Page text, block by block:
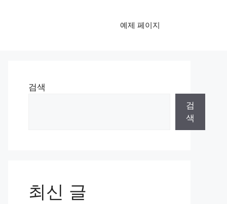
예제 페이지
검색
검
색
최신 글